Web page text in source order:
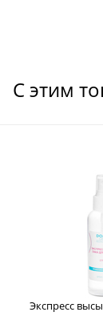
С этим
Экспресс